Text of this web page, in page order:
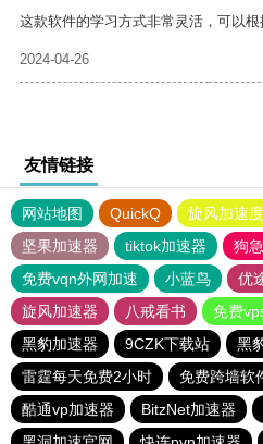
这款软件的学习方式非常灵活，可以根
2024-04-26
友情链接
网站地图 QuickQ 旋风加速
坚果加速器
tiktok加速器
狗
免费vqn外网加速
小蓝鸟 优
旋风加速器
八戒看书
免费
黑豹加速器
9CZK下载站 黑
雷霆每天免费2小时
免费跨墙软
酷通vp加速器
BitzNet加速器